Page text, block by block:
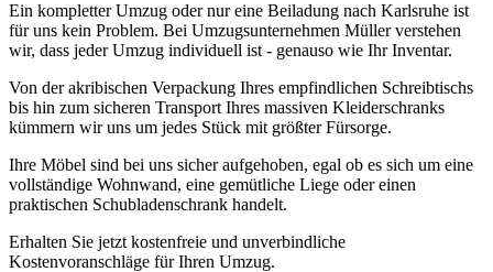
Ein kompletter Umzug oder nur eine Beiladung nach Karlsruhe ist
für uns kein Problem. Bei Umzugsunternehmen Müller verstehen
wir, dass jeder Umzug individuell ist - genauso wie Ihr Inventar.
Von der akribischen Verpackung Ihres empfindlichen Schreibtischs
bis hin zum sicheren Transport Ihres massiven Kleiderschranks
kümmern wir uns um jedes Stück mit größter Fürsorge.
Ihre Möbel sind bei uns sicher aufgehoben, egal ob es sich um eine
vollständige Wohnwand, eine gemütliche Liege oder einen
praktischen Schubladenschrank handelt.
Erhalten Sie jetzt kostenfreie und unverbindliche
Kostenvoranschläge für Ihren Umzug.